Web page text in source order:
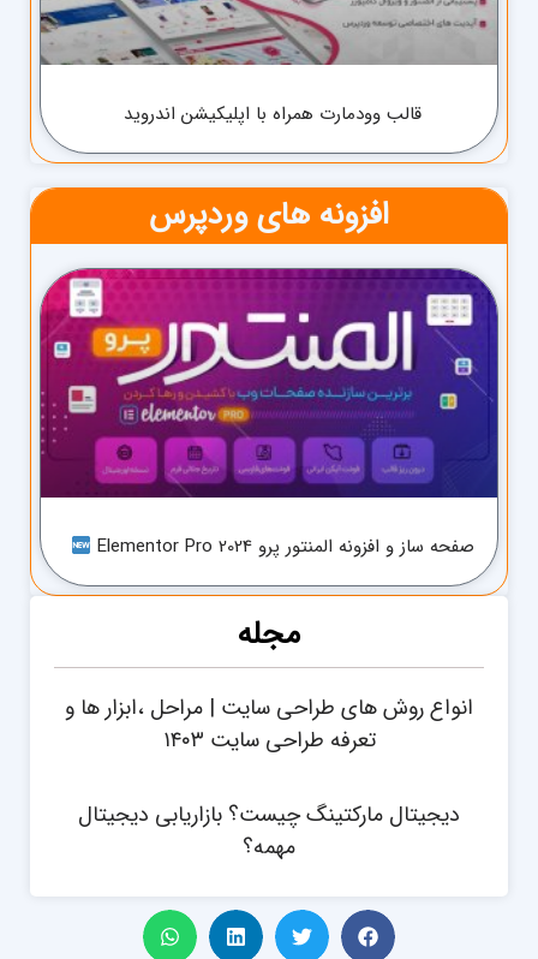
قالب وودمارت همراه با اپلیکیشن اندروید
افزونه های وردپرس
صفحه ساز و افزونه المنتور پرو Elementor Pro 2024
مجله
انواع روش های طراحی سایت | مراحل ،ابزار ها و
تعرفه طراحی سایت ۱۴۰۳
دیجیتال مارکتینگ چیست؟ بازاریابی دیجیتال
مهمه؟